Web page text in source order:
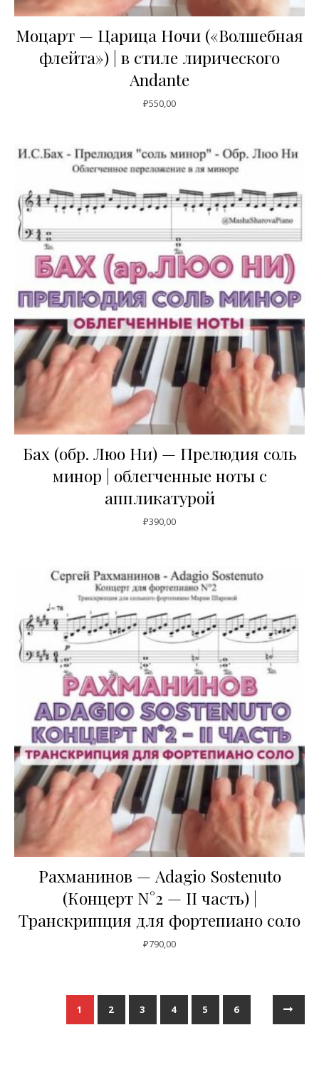
Моцарт — Царица Ночи («Волшебная
флейта») | в стиле лирического
Andante
₽550,00
Бах (обр. Люо Ни) — Прелюдия соль
минор | облегченные ноты с
аппликатурой
₽390,00
Рахманинов — Adagio Sostenuto
(Концерт N°2 — II часть) |
Транскрипция для фортепиано соло
₽790,00
1 2 3 4 5 6